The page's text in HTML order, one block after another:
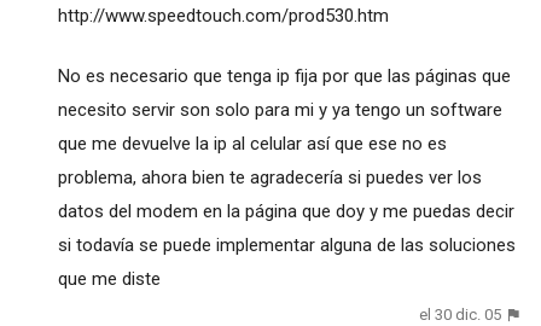
http://www.speedtouch.com/prod530.htm
No es necesario que tenga ip fija por que las páginas que
necesito servir son solo para mi y ya tengo un software
que me devuelve la ip al celular así que ese no es
problema, ahora bien te agradecería si puedes ver los
datos del modem en la página que doy y me puedas decir
si todavía se puede implementar alguna de las soluciones
que me diste
el 30 dic. 05